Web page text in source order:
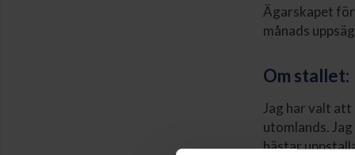
Ägarskapet
månads
Om stallet:
Jag har valt
utomlands.
hästar